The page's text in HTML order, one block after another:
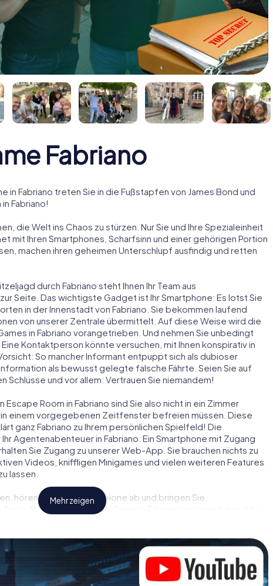
Fabriano
in Fabriano treten Sie in die Fußstapfen von James Bond und
Fabriano!
die Welt ins Chaos zu stürzen. Nur Sie und Ihre Spezialeinheit
mit Ihren Smartphones, Scharfsinn und einer gehörigen Portion
machen ihren geheimen Unterschlupf ausfindig und retten
durch Fabriano steht Ihnen Ihr Team aus
Seite. Das wichtigste Gadget ist Ihr Smartphone: Es lotst Sie
in der Innenstadt von Fabriano. Sie bekommen laufend
von unserer Zentrale übermittelt. Auf diese Weise wird die
in Fabriano vorangetrieben. Und nehmen Sie unbedingt
Kontaktperson könnte versuchen, mit Ihnen konspirativ in
So mancher Informant entpuppt sich als dubioser
als bewusst gelegte falsche Fährte. Seien Sie auf
Schlüsse und vor allem: Vertrauen Sie niemandem!
Escape Room in Fabriano sind Sie also nicht in ein Zimmer
einem vorgegebenen Zeitfenster befreien müssen. Diese
ganz Fabriano zu Ihrem persönlichen Spielfeld! Die
Agentenabenteuer in Fabriano: Ein Smartphone mit Zugang
Sie Zugang zu unserer Web-App. Sie brauchen nichts zu
Videos, kniffligen Minigames und vielen weiteren Features
lassen.
hören Sie feindliche Spione ab und bringen Sie
Bei diesem Escape Game in Fabriano müssen Sie und Ihr
und erhalten Zugang zu Ihrer ganz persönlichen Bildergalerie.
Fabriano zu Ihrem ganz persönlichen Erlebnisspielplatz.
Welt der Spionage und Geheimagenten und verwandeln Sie
Room!
Mehr zeigen